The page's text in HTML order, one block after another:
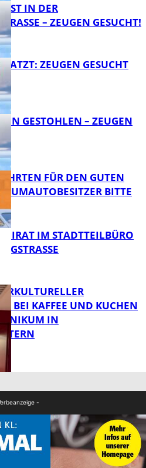
IN DER
– ZEUGEN GESUCHT!
ZEUGEN GESUCHT
GESTOHLEN – ZEUGEN
FÜR DEN GUTEN
BITTE
IM STADTTEILBÜRO
BEI KAFFEE UND KUCHEN
IN
-